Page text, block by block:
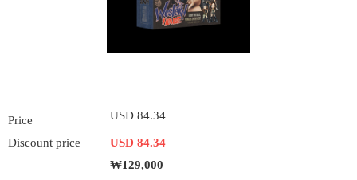
Price USD 84.34
Discount price
USD 84.34
₩129,000